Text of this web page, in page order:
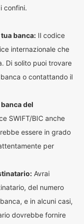
confini.
banca: Il codice
internazionale che
Di solito puoi trovare
o contattando il
del
SWIFT/BIC anche
essere in grado
per
Avrai
del numero
e in alcuni casi,
dovrebbe fornire